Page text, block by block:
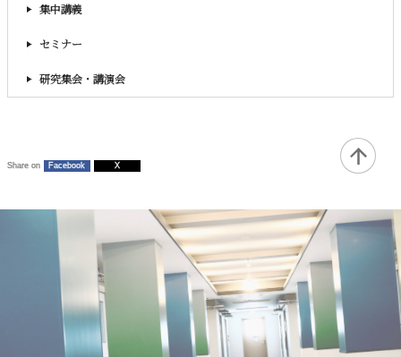
集中講義
セミナー
研究集会・講演会
Share on Facebook X